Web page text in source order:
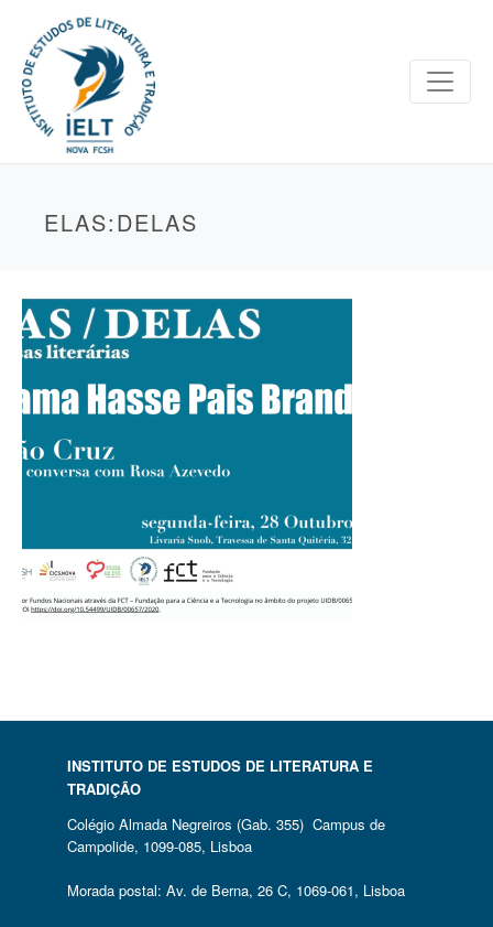
ELAS:DELAS
INSTITUTO DE ESTUDOS DE LITERATURA E
TRADIÇÃO
Colégio Almada Negreiros (Gab. 355) Campus de
Campolide, 1099-085, Lisboa
Morada postal: Av. de Berna, 26 C, 1069-061, Lisboa